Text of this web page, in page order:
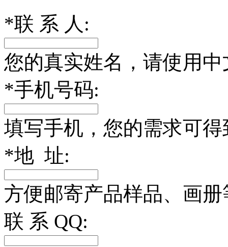
*联 系 人:
您的真实姓名，请使用中
*手机号码:
填写手机，您的需求可
*地 址:
方便邮寄产品样品、画
联 系 QQ: